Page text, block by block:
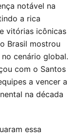
notável na
a rica
vitórias icônicas
Brasil mostrou
cenário global.
com o Santos
a vencer a
na década
essa